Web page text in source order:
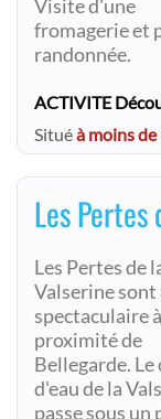
Visite d'une
fromagerie et
randonnée.
ACTIVITE
Situéà moins
Les Pertes
Les Pertes de
Valserine sont
spectaculaire à
proximité de
Bellegarde. Le
d'eau de la
passe sous un